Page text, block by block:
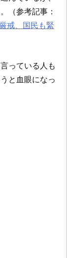
（参考記事：
戒、国民も緊
っている人も
と血眼になっ